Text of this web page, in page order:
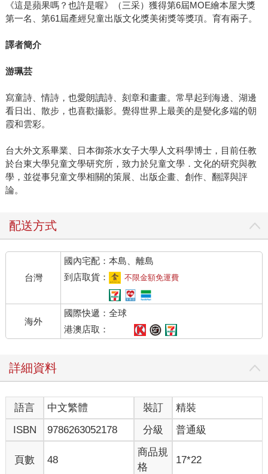
《這是蘋果嗎？也許是喔》（三采）獲得第6屆MOE繪本屋大獎
第一名、第61屆產經兒童出版文化獎美術獎等獎項。育有兩子。
譯者簡介
游珮芸
寫童詩、情詩，也愛朗讀詩、刻章和畫畫。常早起到海邊、湖邊
看日出、散步，也喜歡攝影。覺得世界上最美的是變化多端的朝
霞和雲彩。
台大外文系畢業、日本御茶水女子大學人文科學博士，目前任教
於台東大學兒童文學研究所，致力於兒童文學．文化的研究與教
學，並從事兒童文學相關的策展、出版企畫、創作、翻譯與評
論。
配送方式
台灣
國內宅配：本島、離島
到店取貨：
不限金額免運費
海外
國際快遞：全球
港澳店取：
詳細資料
語言 中文繁體 裝訂
精裝
ISBN
9786263052178 分級 普通級
頁數 48
商品規
格
17*22